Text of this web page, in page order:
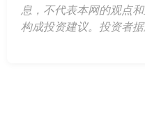
息，不代表本网的观点
构成投资建议。投资者据